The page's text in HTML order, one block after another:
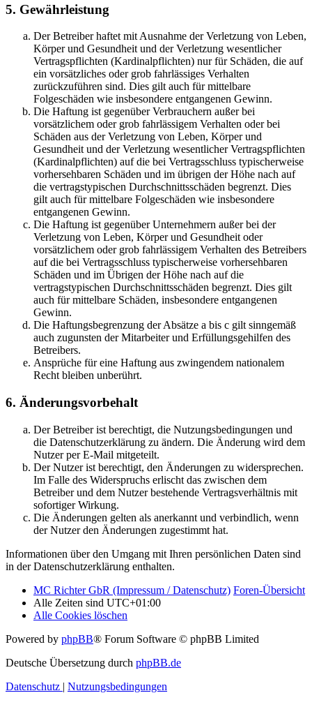
5. Gewährleistung
Der Betreiber haftet mit Ausnahme der Verletzung von Leben,
Körper und Gesundheit und der Verletzung wesentlicher
Vertragspflichten (Kardinalpflichten) nur für Schäden, die auf
ein vorsätzliches oder grob fahrlässiges Verhalten
zurückzuführen sind. Dies gilt auch für mittelbare
Folgeschäden wie insbesondere entgangenen Gewinn.
Die Haftung ist gegenüber Verbrauchern außer bei
vorsätzlichem oder grob fahrlässigem Verhalten oder bei
Schäden aus der Verletzung von Leben, Körper und
Gesundheit und der Verletzung wesentlicher Vertragspflichten
(Kardinalpflichten) auf die bei Vertragsschluss typischerweise
vorhersehbaren Schäden und im übrigen der Höhe nach auf
die vertragstypischen Durchschnittsschäden begrenzt. Dies
gilt auch für mittelbare Folgeschäden wie insbesondere
entgangenen Gewinn.
Die Haftung ist gegenüber Unternehmern außer bei der
Verletzung von Leben, Körper und Gesundheit oder
vorsätzlichem oder grob fahrlässigem Verhalten des Betreibers
auf die bei Vertragsschluss typischerweise vorhersehbaren
Schäden und im Übrigen der Höhe nach auf die
vertragstypischen Durchschnittsschäden begrenzt. Dies gilt
auch für mittelbare Schäden, insbesondere entgangenen
Gewinn.
Die Haftungsbegrenzung der Absätze a bis c gilt sinngemäß
auch zugunsten der Mitarbeiter und Erfüllungsgehilfen des
Betreibers.
Ansprüche für eine Haftung aus zwingendem nationalem
Recht bleiben unberührt.
6. Änderungsvorbehalt
Der Betreiber ist berechtigt, die Nutzungsbedingungen und
die Datenschutzerklärung zu ändern. Die Änderung wird dem
Nutzer per E-Mail mitgeteilt.
Der Nutzer ist berechtigt, den Änderungen zu widersprechen.
Im Falle des Widerspruchs erlischt das zwischen dem
Betreiber und dem Nutzer bestehende Vertragsverhältnis mit
sofortiger Wirkung.
Die Änderungen gelten als anerkannt und verbindlich, wenn
der Nutzer den Änderungen zugestimmt hat.
Informationen über den Umgang mit Ihren persönlichen Daten sind
in der Datenschutzerklärung enthalten.
MC Richter GbR (Impressum / Datenschutz) Foren-Übersicht
Alle Zeiten sind UTC+01:00
Alle Cookies löschen
Powered by phpBB® Forum Software © phpBB Limited
Deutsche Übersetzung durch phpBB.de
Datenschutz | Nutzungsbedingungen